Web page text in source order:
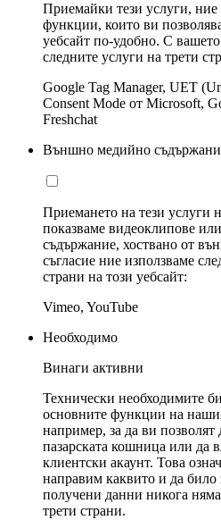
Приемайки тези услуги,
функции, които ви
уебсайт по-удобно. С
следните услуги на трети
Google Tag Manager, UET
Consent Mode от Microsoft,
Freshchat
Външно медийно
Приемането на тези услуги
показваме видеоклипове
съдържание, хоствано от
съгласие ние използваме
страни на този уебсайт:
Vimeo, YouTube
Необходимо
Винаги активни
Технически необходимите
основните функции на
например, за да ви позволят
пазарската кошница или да
клиентски акаунт. Това
направим каквито и да било
получени данни никога
трети страни.